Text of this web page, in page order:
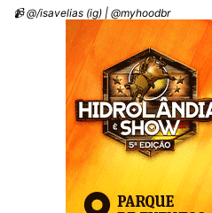
📹 @/isavelias (ig) | @myhoodbr